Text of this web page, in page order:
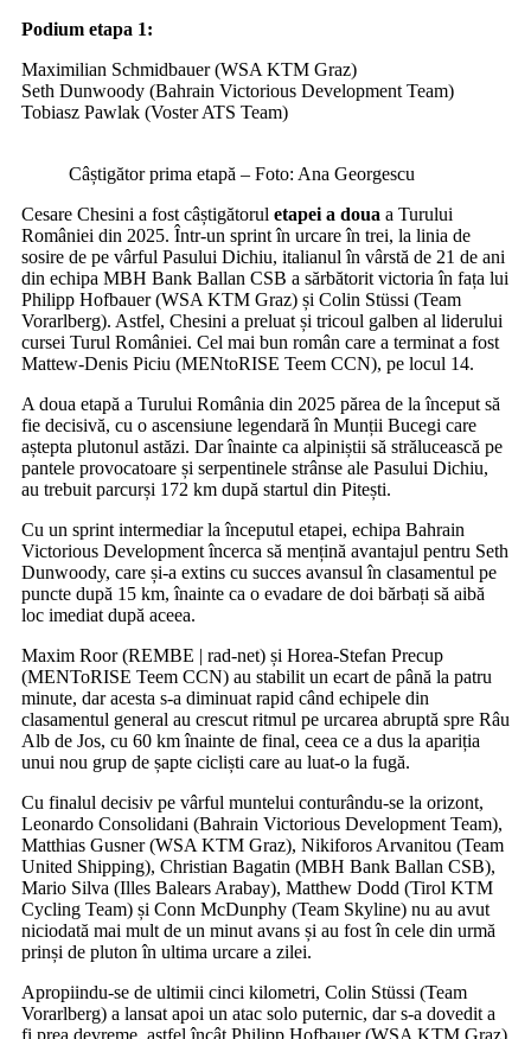
Podium etapa 1:
Maximilian Schmidbauer (WSA KTM Graz)
Seth Dunwoody (Bahrain Victorious Development Team)
Tobiasz Pawlak (Voster ATS Team)
Câștigător prima etapă – Foto: Ana Georgescu
Cesare Chesini a fost câștigătorul etapei a doua a Turului
României din 2025. Într-un sprint în urcare în trei, la linia de
sosire de pe vârful Pasului Dichiu, italianul în vârstă de 21 de ani
din echipa MBH Bank Ballan CSB a sărbătorit victoria în fața lui
Philipp Hofbauer (WSA KTM Graz) și Colin Stüssi (Team
Vorarlberg). Astfel, Chesini a preluat și tricoul galben al liderului
cursei Turul României. Cel mai bun român care a terminat a fost
Mattew-Denis Piciu (MENtoRISE Teem CCN), pe locul 14.
A doua etapă a Turului România din 2025 părea de la început să
fie decisivă, cu o ascensiune legendară în Munții Bucegi care
aștepta plutonul astăzi. Dar înainte ca alpiniștii să strălucească pe
pantele provocatoare și serpentinele strânse ale Pasului Dichiu,
au trebuit parcurși 172 km după startul din Pitești.
Cu un sprint intermediar la începutul etapei, echipa Bahrain
Victorious Development încerca să mențină avantajul pentru Seth
Dunwoody, care și-a extins cu succes avansul în clasamentul pe
puncte după 15 km, înainte ca o evadare de doi bărbați să aibă
loc imediat după aceea.
Maxim Roor (REMBE | rad-net) și Horea-Stefan Precup
(MENToRISE Teem CCN) au stabilit un ecart de până la patru
minute, dar acesta s-a diminuat rapid când echipele din
clasamentul general au crescut ritmul pe urcarea abruptă spre Râu
Alb de Jos, cu 60 km înainte de final, ceea ce a dus la apariția
unui nou grup de șapte cicliști care au luat-o la fugă.
Cu finalul decisiv pe vârful muntelui conturându-se la orizont,
Leonardo Consolidani (Bahrain Victorious Development Team),
Matthias Gusner (WSA KTM Graz), Nikiforos Arvanitou (Team
United Shipping), Christian Bagatin (MBH Bank Ballan CSB),
Mario Silva (Illes Balears Arabay), Matthew Dodd (Tirol KTM
Cycling Team) și Conn McDunphy (Team Skyline) nu au avut
niciodată mai mult de un minut avans și au fost în cele din urmă
prinși de pluton în ultima urcare a zilei.
Apropiindu-se de ultimii cinci kilometri, Colin Stüssi (Team
Vorarlberg) a lansat apoi un atac solo puternic, dar s-a dovedit a
fi prea devreme, astfel încât Philipp Hofbauer (WSA KTM Graz)